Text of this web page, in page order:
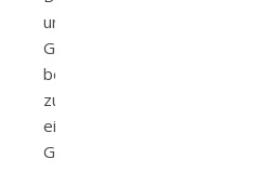
und
Guatemala
bestehen
zu
einem
Großteil…